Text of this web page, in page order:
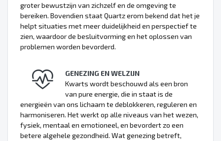
groter bewustzijn van zichzelf en de omgeving te
bereiken. Bovendien staat Quartz erom bekend dat het je
helpt situaties met meer duidelijkheid en perspectief te
zien, waardoor de besluitvorming en het oplossen van
problemen worden bevorderd.
GENEZING EN WELZIJN
Kwarts wordt beschouwd als een bron
van pure energie, die in staat is de
energieën van ons lichaam te deblokkeren, reguleren en
harmoniseren. Het werkt op alle niveaus van het wezen,
fysiek, mentaal en emotioneel, en bevordert zo een
betere algehele gezondheid. Wat genezing betreft,